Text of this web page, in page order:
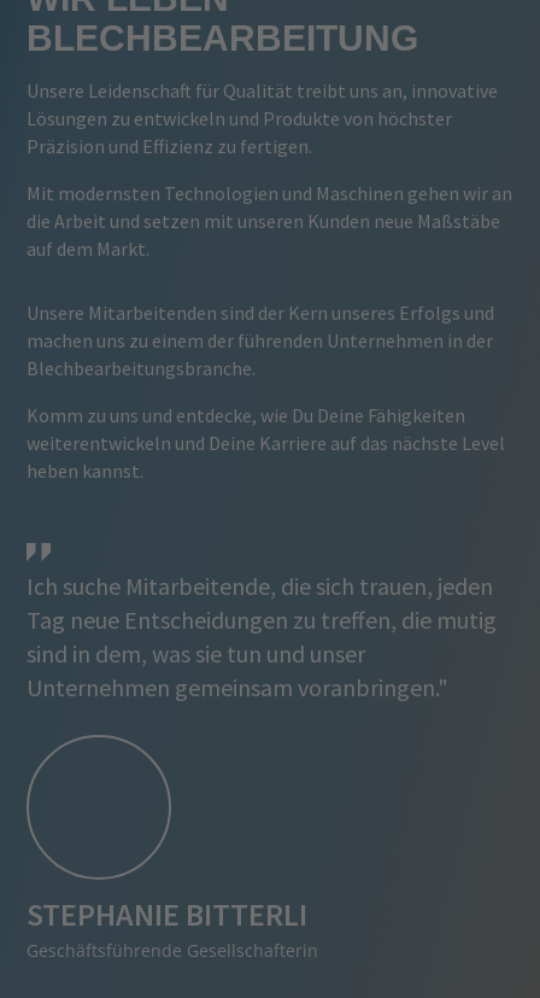
BLECHBEARBEITUNG
Unsere Leidenschaft für Qualität treibt uns an, innovative
Lösungen zu entwickeln und Produkte von höchster
Präzision und Effizienz zu fertigen.
Mit modernsten Technologien und Maschinen gehen wir an
die Arbeit und setzen mit unseren Kunden neue Maßstäbe
auf dem Markt.
Unsere Mitarbeitenden sind der Kern unseres Erfolgs und
machen uns zu einem der führenden Unternehmen in der
Blechbearbeitungsbranche.
Komm zu uns und entdecke, wie Du Deine Fähigkeiten
weiterentwickeln und Deine Karriere auf das nächste Level
heben kannst.
Ich suche Mitarbeitende, die sich trauen, jeden
Tag neue Entscheidungen zu treffen, die mutig
sind in dem, was sie tun und unser
Unternehmen gemeinsam voranbringen."
STEPHANIE BITTERLI
Geschäftsführende Gesellschafterin